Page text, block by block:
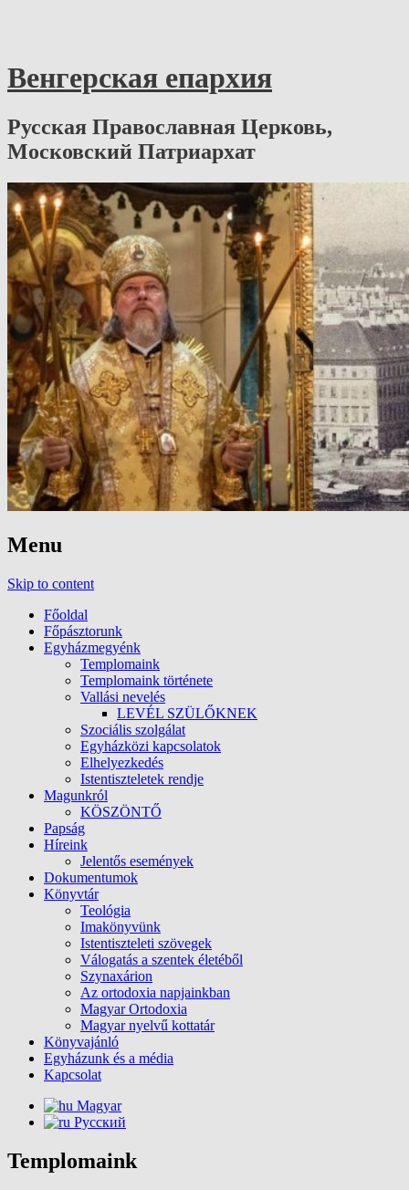
Венгерская епархия
Русская Православная Церковь,
Московский Патриархат
Menu
Skip to content
Főoldal
Főpásztorunk
Egyházmegyénk
Templomaink
Templomaink története
Vallási nevelés
LEVÉL SZÜLŐKNEK
Szociális szolgálat
Egyházközi kapcsolatok
Elhelyezkedés
Istentiszteletek rendje
Magunkról
KÖSZÖNTŐ
Papság
Híreink
Jelentős események
Dokumentumok
Könyvtár
Teológia
Imakönyvünk
Istentiszteleti szövegek
Válogatás a szentek életéből
Szynaxárion
Az ortodoxia napjainkban
Magyar Ortodoxia
Magyar nyelvű kottatár
Könyvajánló
Egyházunk és a média
Kapcsolat
Magyar
Русский
Templomaink